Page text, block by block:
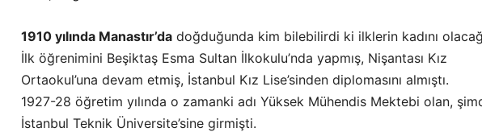
1910 yılında Manastır’da doğduğunda kim bilebilirdi ki ilklerin kadını
İlk öğrenimini Beşiktaş Esma Sultan İlkokulu’nda yapmış, Nişantası Kız
Ortaokul’una devam etmiş, İstanbul Kız Lise’sinden diplomasını almıştı.
1927-28 öğretim yılında o zamanki adı Yüksek Mühendis Mektebi olan,
İstanbul Teknik Üniversite’sine girmişti.